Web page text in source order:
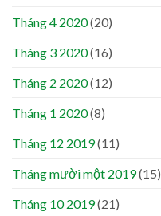
Tháng 4 2020(20)
Tháng 3 2020(16)
Tháng 2 2020(12)
Tháng 1 2020(8)
Tháng 12 2019(11)
Tháng mười một 2019(15)
Tháng 10 2019(21)